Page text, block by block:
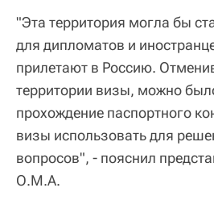
"Эта территория могла бы
для дипломатов и
прилетают в Россию.
территории визы, можно
прохождение паспортного
визы использовать для
вопросов", - пояснил
О.М.А.